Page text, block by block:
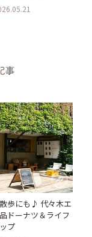
事
歩にも♪ 代々木エ
ドーナツ＆ライフ
プ